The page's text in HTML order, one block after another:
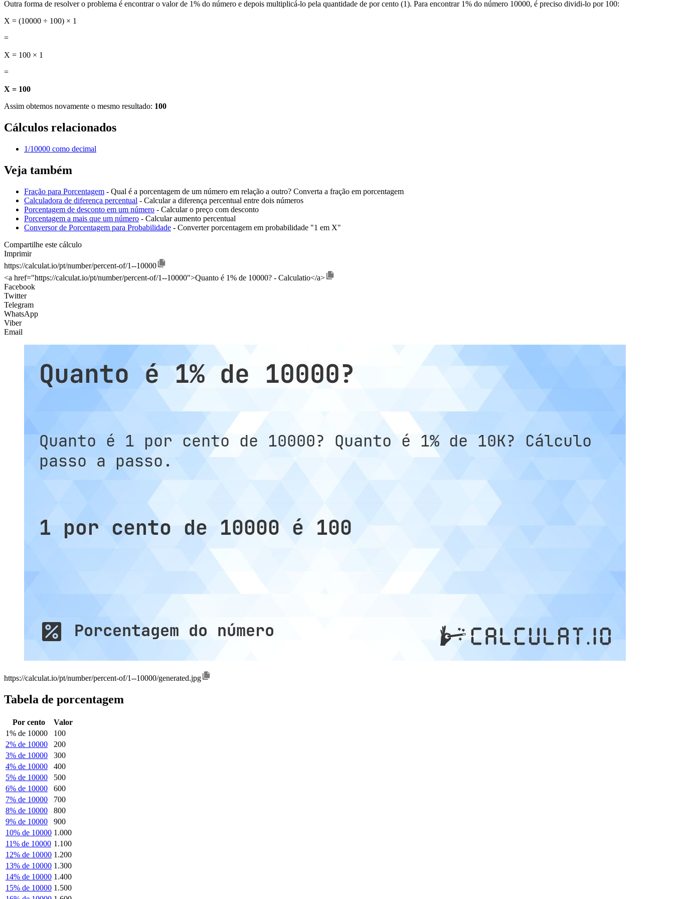
Outra forma de resolver o problema é encontrar o valor de 1% do número e depois multiplicá-lo pela quantidade de por cento (1). Para encontrar 1% do número 10000, é preciso dividi-lo por 100:
X = (10000 ÷ 100) × 1
=
X = 100 × 1
=
X = 100
Assim obtemos novamente o mesmo resultado: 100
Cálculos relacionados
1/10000 como decimal
Veja também
Fração para Porcentagem - Qual é a porcentagem de um número em relação a outro? Converta a fração em porcentagem
Calculadora de diferença percentual - Calcular a diferença percentual entre dois números
Porcentagem de desconto em um número - Calcular o preço com desconto
Porcentagem a mais que um número - Calcular aumento percentual
Conversor de Porcentagem para Probabilidade - Converter porcentagem em probabilidade "1 em X"
Compartilhe este cálculo
Imprimir
https://calculat.io/pt/number/percent-of/1--10000
<a href="https://calculat.io/pt/number/percent-of/1--10000">Quanto é 1% de 10000? - Calculatio</a>
Facebook
Twitter
Telegram
WhatsApp
Viber
Email
https://calculat.io/pt/number/percent-of/1--10000/generated.jpg
Tabela de porcentagem
Por cento
Valor
1% de 10000
100
2% de 10000
200
3% de 10000
300
4% de 10000
400
5% de 10000
500
6% de 10000
600
7% de 10000
700
8% de 10000
800
9% de 10000
900
10% de 10000 1.000
11% de 10000 1.100
12% de 10000 1.200
13% de 10000 1.300
14% de 10000 1.400
15% de 10000 1.500